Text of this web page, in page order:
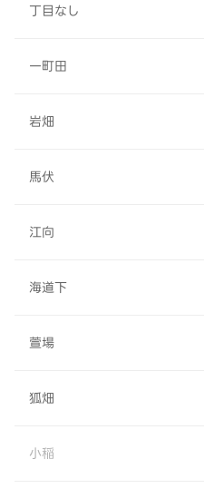
丁目なし
一町田
岩畑
馬伏
江向
海道下
萱場
狐畑
小稲